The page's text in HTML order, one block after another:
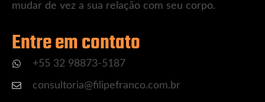
mudar de vez a sua relação com seu corpo.
Entre em contato
+55 32 98873-5187
consultoria@filipefranco.com.br